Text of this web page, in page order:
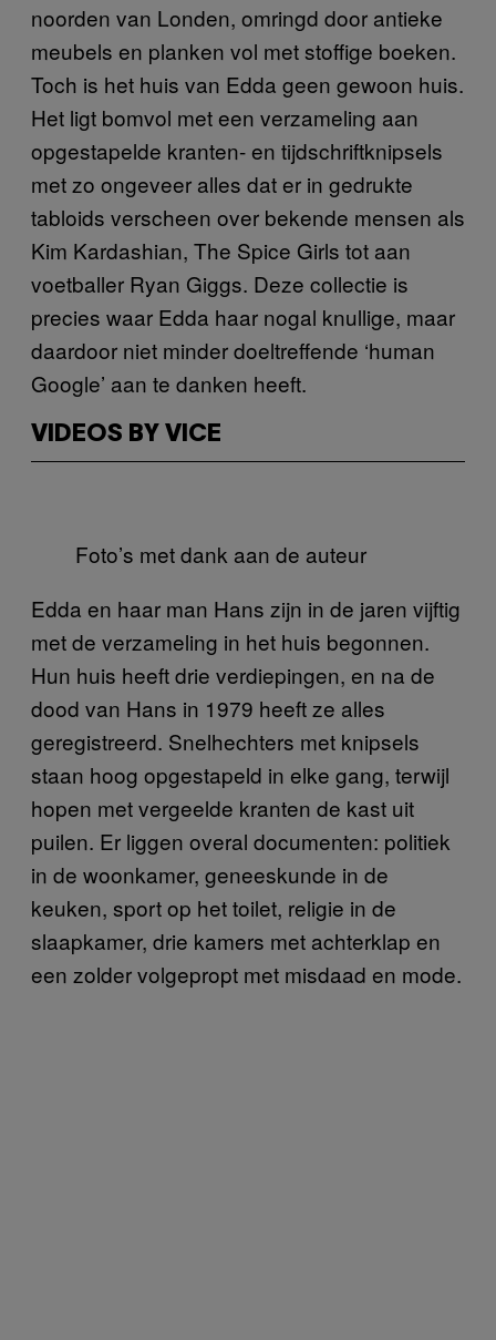
noorden van Londen, omringd door antieke
meubels en planken vol met stoffige boeken.
Toch is het huis van Edda geen gewoon huis.
Het ligt bomvol met een verzameling aan
opgestapelde kranten- en tijdschriftknipsels
met zo ongeveer alles dat er in gedrukte
tabloids verscheen over bekende mensen als
Kim Kardashian, The Spice Girls tot aan
voetballer Ryan Giggs. Deze collectie is
precies waar Edda haar nogal knullige, maar
daardoor niet minder doeltreffende ‘human
Google’ aan te danken heeft.
VIDEOS BY VICE
Foto’s met dank aan de auteur
Edda en haar man Hans zijn in de jaren vijftig
met de verzameling in het huis begonnen.
Hun huis heeft drie verdiepingen, en na de
dood van Hans in 1979 heeft ze alles
geregistreerd. Snelhechters met knipsels
staan hoog opgestapeld in elke gang, terwijl
hopen met vergeelde kranten de kast uit
puilen. Er liggen overal documenten: politiek
in de woonkamer, geneeskunde in de
keuken, sport op het toilet, religie in de
slaapkamer, drie kamers met achterklap en
een zolder volgepropt met misdaad en mode.